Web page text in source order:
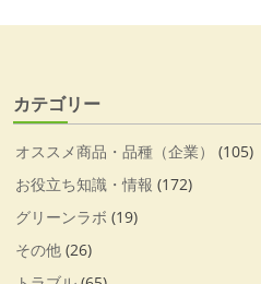
カテゴリー
オススメ商品・品種（企業）
(105)
お役立ち知識・情報 (172)
グリーンラボ (19)
その他 (26)